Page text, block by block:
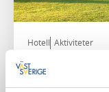
Hotell Aktiviteter
Hotell